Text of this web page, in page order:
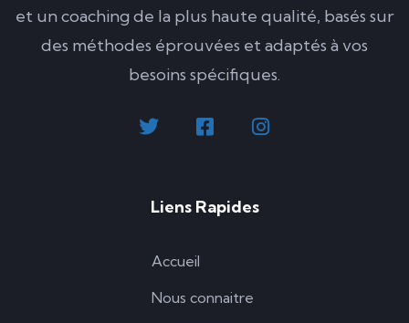
et un coaching de la plus haute qualité, basés sur
des méthodes éprouvées et adaptés à vos
besoins spécifiques.
Liens Rapides
Accueil
Nous connaitre